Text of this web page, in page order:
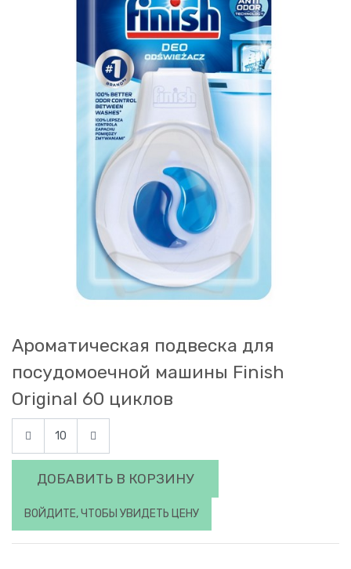
Ароматическая подвеска для
посудомоечной машины Finish
Original 60 циклов
ДОБАВИТЬ В КОРЗИНУ
ВОЙДИТЕ, ЧТОБЫ УВИДЕТЬ ЦЕНУ